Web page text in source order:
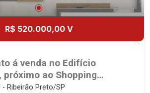
R$ 520.000,00 V
á venda no Edifício
ao Shopping
Preto/SP.
- Ribeirão Preto/SP